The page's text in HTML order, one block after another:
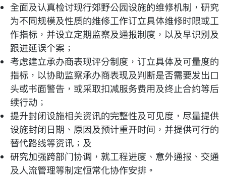
全面及认真检讨现行郊野公园设施的维修机制，研究
为不同规模及性质的维修工作订立具体维修时限或工
作指标，并设立定期监察及通报制度，以及早识别及
跟进延误个案；
考虑建立承办商表现评分制度，订立具体及可量度的
指标，以协助监察承办商表现及判断是否需要发出口
头或书面警告，或采取扣减服务费用及终止合约等后
续行动；
提升封闭设施相关资讯的完整性及可见度，尽量提供
设施封闭日期、原因及预计重开时间，并提供可行的
替代路线等资讯；及
研究加强跨部门协调，就工程进度、意外通报、交通
及人流管理等制定恒常化协作安排。